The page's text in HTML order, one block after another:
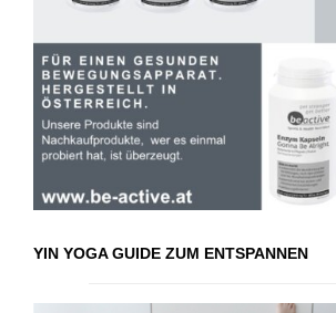
YIN YOGA GUIDE ZUM ENTSPANNEN